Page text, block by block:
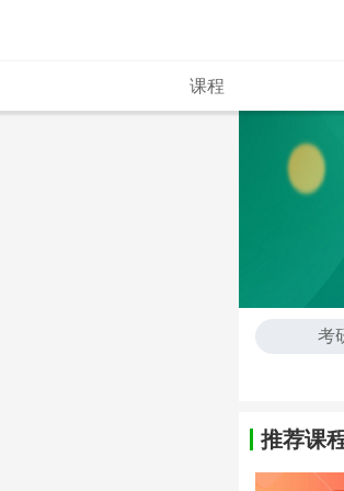
课程
考
推荐课